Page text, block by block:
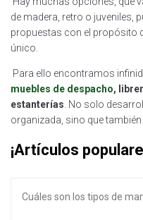
de madera, retro o juveniles,
propuestas con el propósito
único.
Para ello encontramos
muebles de despacho,
estanterías . No solo
organizada, sino que
¡Artículos
Cuáles son los tipos de